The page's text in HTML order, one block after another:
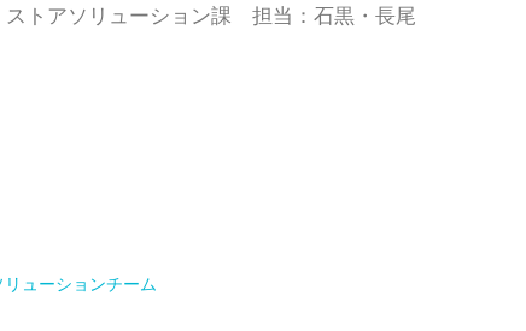
ストアソリューション課 担当：石黒・長尾
ューションチーム